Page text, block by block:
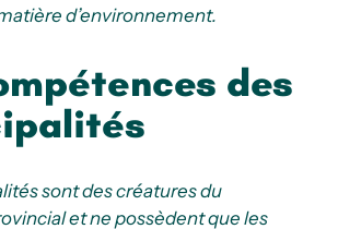
d’environnement.
des
sont des créatures du
et ne possèdent que les